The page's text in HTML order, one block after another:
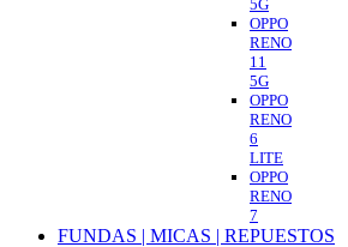
5G
OPPO
RENO
11
5G
OPPO
RENO
6
LITE
OPPO
RENO
7
FUNDAS | MICAS | REPUESTOS